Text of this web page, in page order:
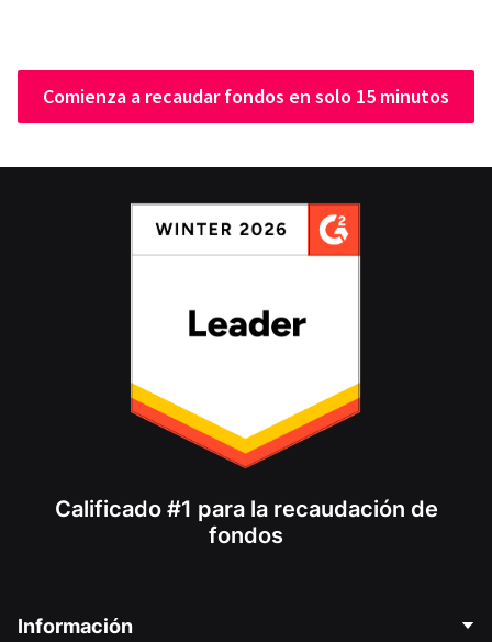
Comienza a recaudar fondos en solo 15 minutos
Calificado #1 para la recaudación de
fondos
Información